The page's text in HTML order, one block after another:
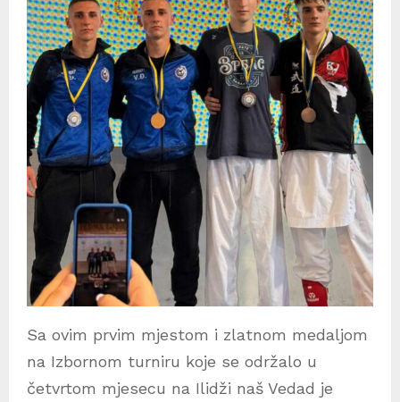
Sa ovim prvim mjestom i zlatnom medaljom
na Izbornom turniru koje se održalo u
četvrtom mjesecu na Ilidži naš Vedad je